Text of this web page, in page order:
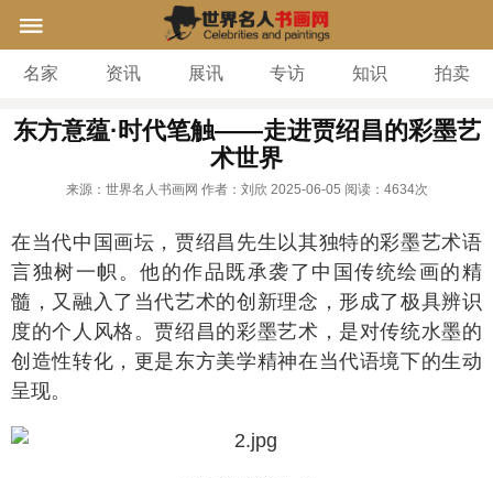
名家 资讯 展讯 专访 知识 拍卖
东方意蕴·时代笔触——走进贾绍昌的彩墨艺
术世界
来源：世界名人书画网 作者：刘欣 2025-06-05 阅读： 4634次
在当代中国画坛，贾绍昌先生以其独特的彩墨艺术语
言独树一帜。他的作品既承袭了中国传统绘画的精
髓，又融入了当代艺术的创新理念，形成了极具辨识
度的个人风格。贾绍昌的彩墨艺术，是对传统水墨的
创造性转化，更是东方美学精神在当代语境下的生动
呈现。